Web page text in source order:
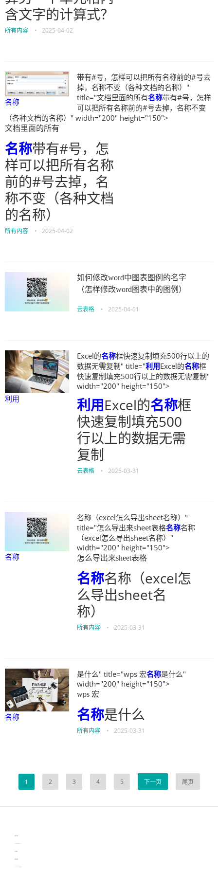
含文字的计算式？
所有内容 • 2025-04-02
名称
带有#号，怎样可以把所有名称前的#号去
掉，名称不变（各种文档的名称）"
title="文档里面的所有名称带有#号，怎样
可以把所有名称前的#号去掉，名称不变
（各种文档的名称）" width="200" height="150">
文档里面的所有
名称带有#号，怎
样可以把所有名称
前的#号去掉，名
称不变（各种文档
的名称）
所有内容 • 2025-04-02
如何修改word中图表图例的名字
（怎样修改word图表中的图例）
云表格 • 2025-04-01
利用
Excel的名称框快速复制填充500行以上的
数据无需复制" title="利用Excel的名称框
快速复制填充500行以上的数据无需复制"
width="200" height="150">
利用Excel的名称框
快速复制填充500
行以上的数据无需
复制
云表格 • 2025-03-31
名称
名称（excel怎么导出sheet名称）"
title="怎么导出来sheet表格名称名称
（excel怎么导出sheet名称）"
width="200" height="150">
怎么导出来sheet表格
名称名称（excel怎
么导出sheet名
称）
所有内容 • 2025-03-31
名称
是什么" title="wps 宏名称是什么"
width="200" height="150">
wps 宏
名称是什么
所有内容 • 2025-03-31
1 2 3 4 5 下一页 尾页